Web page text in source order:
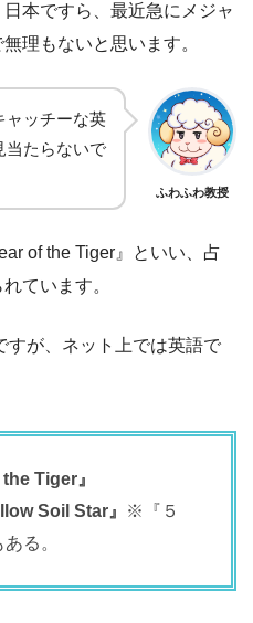
本ですら、最近急にメジャ
理もないと思います。
ャッチーな英
当たらないで
ふわふわ教授
of the Tiger』といい、占
ています。
すが、ネット上では英語で
Tiger』
Soil Star』
※『５
る。